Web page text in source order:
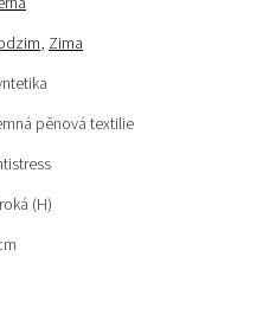
, Zima
pěnová textilie
(H)